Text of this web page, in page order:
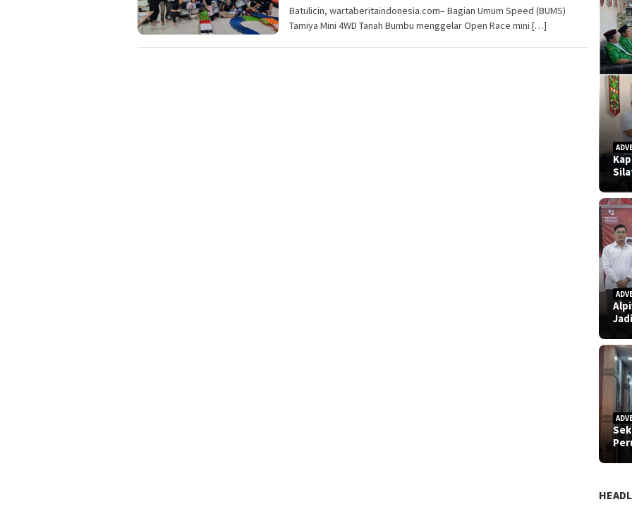
Batulicin, wartaberitaindonesia.com– Bagian Umum Speed (BUMS)
Tamiya Mini 4WD Tanah Bumbu menggelar Open Race mini […]